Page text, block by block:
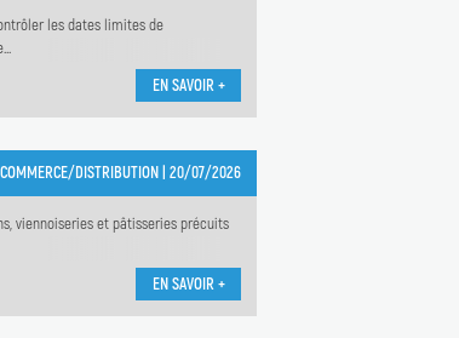
les dates limites de
EN SAVOIR +
COMMERCE/DISTRIBUTION | 20/07/2026
viennoiseries et pâtisseries précuits
EN SAVOIR +